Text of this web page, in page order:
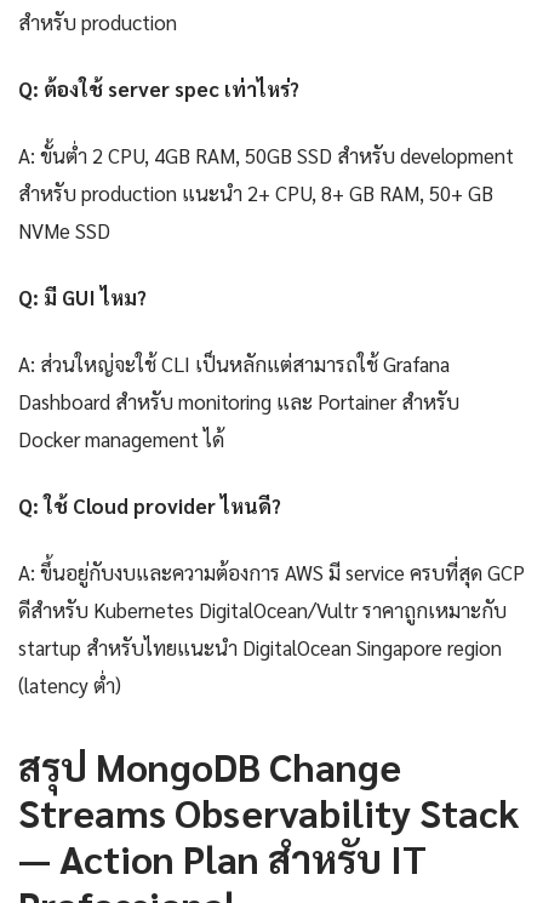
สำหรับ production
Q: ต้องใช้ server spec เท่าไหร่?
A: ขั้นต่ำ 2 CPU, 4GB RAM, 50GB SSD สำหรับ development
สำหรับ production แนะนำ 2+ CPU, 8+ GB RAM, 50+ GB
NVMe SSD
Q: มี GUI ไหม?
A: ส่วนใหญ่จะใช้ CLI เป็นหลักแต่สามารถใช้ Grafana
Dashboard สำหรับ monitoring และ Portainer สำหรับ
Docker management ได้
Q: ใช้ Cloud provider ไหนดี?
A: ขึ้นอยู่กับงบและความต้องการ AWS มี service ครบที่สุด GCP
ดีสำหรับ Kubernetes DigitalOcean/Vultr ราคาถูกเหมาะกับ
startup สำหรับไทยแนะนำ DigitalOcean Singapore region
(latency ต่ำ)
สรุป MongoDB Change
Streams Observability Stack
— Action Plan สำหรับ IT